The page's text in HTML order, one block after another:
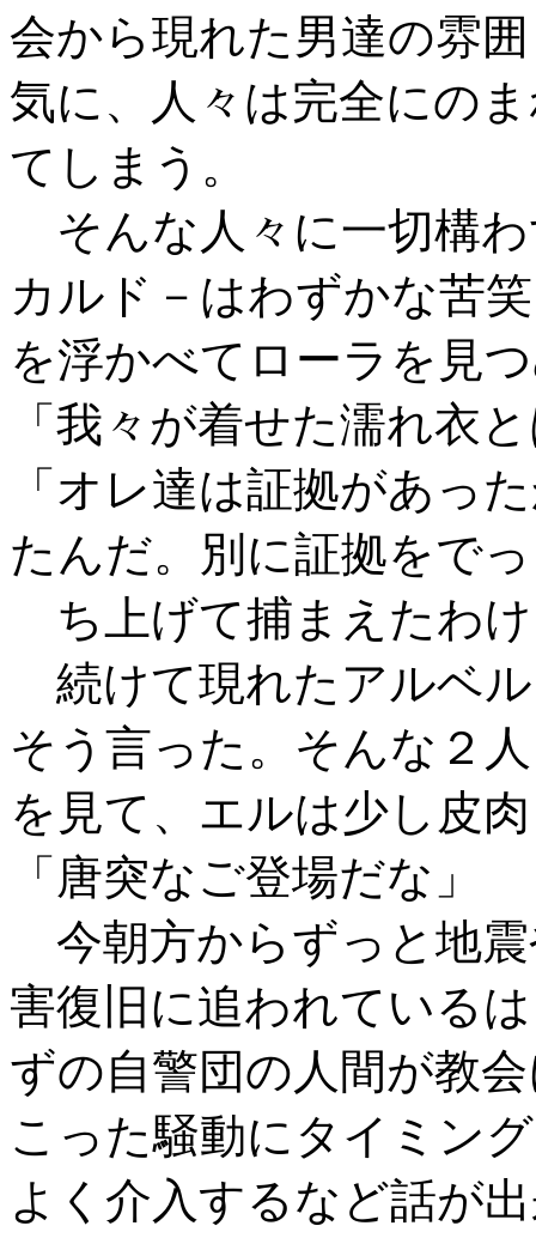
会から現れた男達の雰囲
気に、人々は完全にの
てしまう。
そんな人々に一切構
カルド－はわずかな苦笑
を浮かべてローラを見
「我々が着せた濡れ衣
「オレ達は証拠があっ
たんだ。別に証拠をでっ
ち上げて捕まえたわ
続けて現れたアルベ
そう言った。そんな２人
を見て、エルは少し皮
「唐突なご登場だな」
今朝方からずっと地
害復旧に追われているは
ずの自警団の人間が教
こった騒動にタイミング
よく介入するなど話が